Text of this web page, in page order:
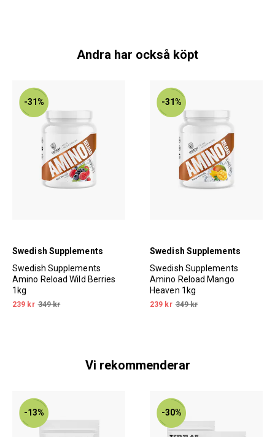
Andra har också köpt
-31%
Swedish Supplements
Swedish Supplements
Amino Reload Wild Berries
1kg
239 kr 349 kr
-31%
Swedish Supplements
Swedish Supplements
Amino Reload Mango
Heaven 1kg
239 kr 349 kr
Vi rekommenderar
-13% -30%